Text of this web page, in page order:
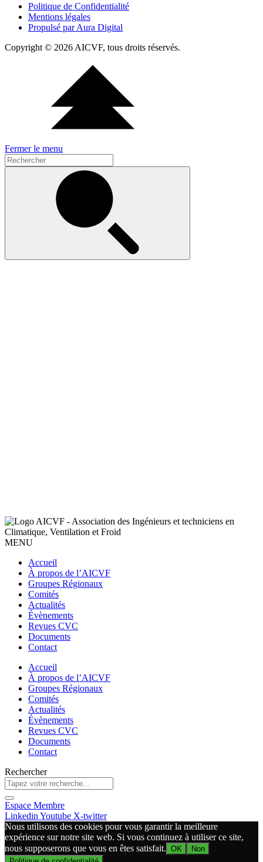
Politique de Confidentialité
Mentions légales
Propulsé par Aura Digital
Copyright © 2026 AICVF, tous droits réservés.
Fermer le menu
MENU
Accueil
À propos de l’AICVF
Groupes Régionaux
Comités
Actualités
Évènements
Revues CVC
Documents
Contact
Accueil
À propos de l’AICVF
Groupes Régionaux
Comités
Actualités
Évènements
Revues CVC
Documents
Contact
Rechercher
Espace Membre
Linkedin Youtube X-twitter
Nous utilisons des cookies pour vous garantir la meilleure
expérience sur notre site web. Si vous continuez à utiliser ce site,
nous supposerons que vous en êtes satisfait. OK
Non